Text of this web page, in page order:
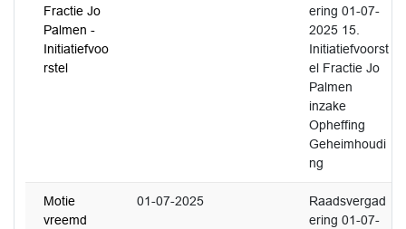
Fractie Jo
Palmen -
Initiatiefvoo
rstel
ering 01-07-
2025 15.
Initiatiefvoorst
el Fractie Jo
Palmen
inzake
Opheffing
Geheimhoudi
ng
Motie
vreemd
01-07-2025
Raadsvergad
ering 01-07-